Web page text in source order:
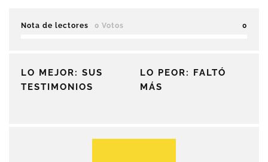
Nota de lectores 0 Votos 0
LO MEJOR: SUS
TESTIMONIOS
LO PEOR: FALTÓ
MÁS